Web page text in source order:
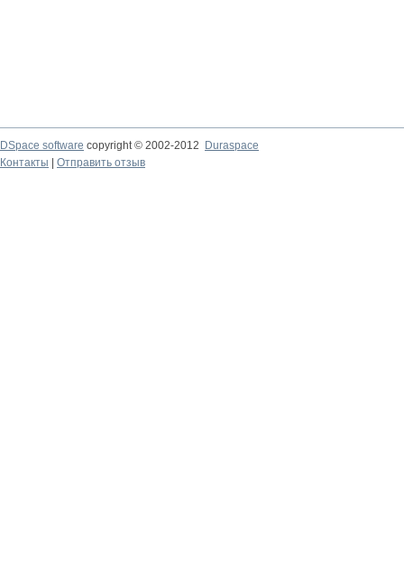
DSpace software copyright © 2002-2012
Duraspace
Контакты
Отправить отзыв